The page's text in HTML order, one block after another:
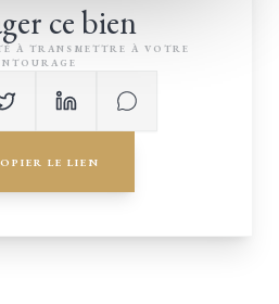
ce bien
À TRANSMETTRE À VOTRE
COPIER LE LIEN